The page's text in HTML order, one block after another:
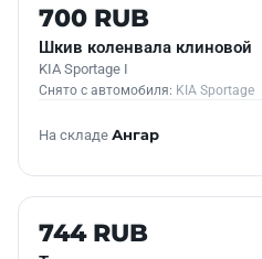
Б/У В НАЛИЧИИ
700 RUB
Шкив коленвала клиновой
KIA Sportage I
Снято с автомобиля: KIA Sportage
На складе Ангар
Б/У В НАЛИЧИИ
744 RUB